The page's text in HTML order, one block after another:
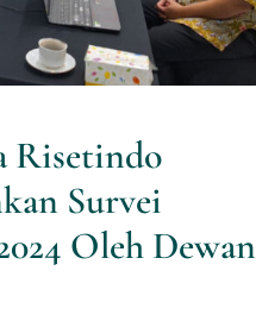
Risetindo
Survei
Oleh Dewan